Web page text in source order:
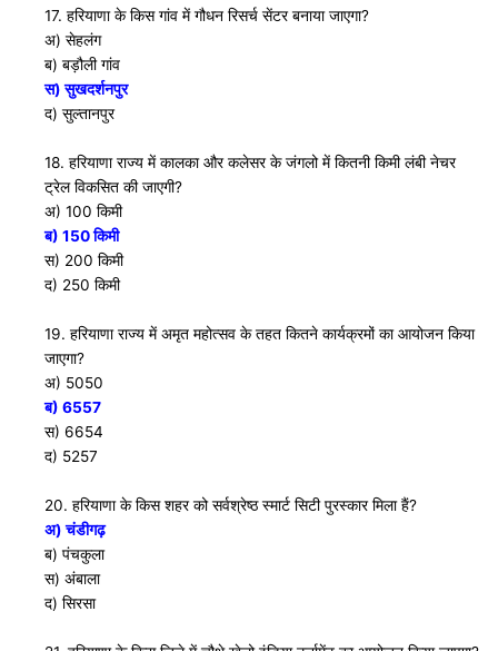
17. हरियाणा के किस गांव में गौधन रिसर्च सेंटर बनाया जाएगा?
अ) सेहलंग
ब) बड़ौली गांव
स) सुखदर्शनपुर
द) सुल्तानपुर
18. हरियाणा राज्य में कालका और कलेसर के जंगलो में कितनी किमी लंबी नेचर
ट्रेल विकसित की जाएगी?
अ) 100 किमी
ब) 150 किमी
स) 200 किमी
द) 250 किमी
19. हरियाणा राज्य में अमृत महोत्सव के तहत कितने कार्यक्रमों का आयोजन किया
जाएगा?
अ) 5050
ब) 6557
स) 6654
द) 5257
20. हरियाणा के किस शहर को सर्वश्रेष्ठ स्मार्ट सिटी पुरस्कार मिला हैं?
अ) चंडीगढ़
ब) पंचकुला
स) अंबाला
द) सिरसा